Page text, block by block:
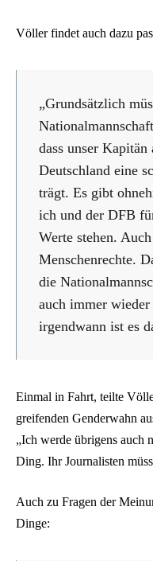
Völler findet auch dazu
„Grundsätzlich
dass unser
Deutschland eine
trägt. Es gibt
ich und der DFB
Werte stehen.
Menschenrechte.
die
auch immer
irgendwann ist es
Einmal in Fahrt, teilte
greifenden Genderwahn
„Ich werde übrigens auch
Ding. Ihr Journalisten
Auch zu Fragen der
Dinge: